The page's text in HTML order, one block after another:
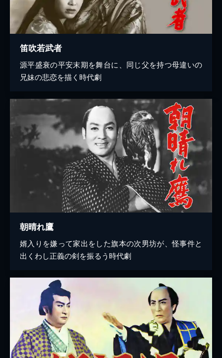
笛吹若武者
源平盛衰の平安末期を舞台に、同じ父を持つ母違いの
兄妹の悲恋を描く時代劇
朝晴れ鷹
婿入りを嫌って家出をした旗本の次男坊が、怪事件と
出くわし正義の剣を振るう時代劇